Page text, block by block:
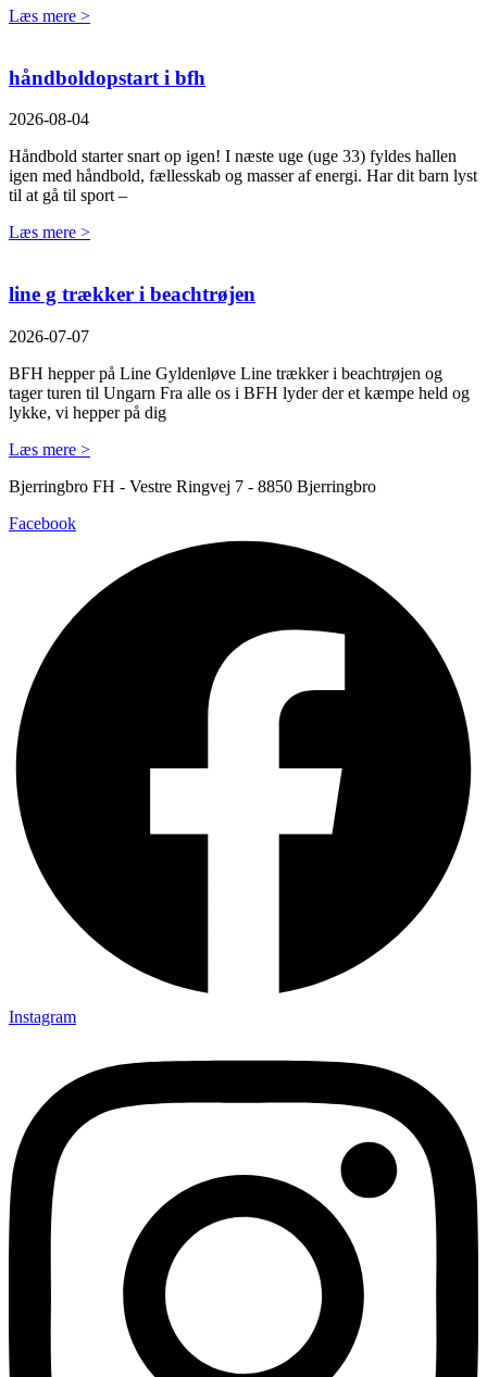
Læs mere >
håndboldopstart i bfh
2026-08-04
Håndbold starter snart op igen! I næste uge (uge 33) fyldes hallen
igen med håndbold, fællesskab og masser af energi. Har dit barn lyst
til at gå til sport –
Læs mere >
line g trækker i beachtrøjen
2026-07-07
BFH hepper på Line Gyldenløve Line trækker i beachtrøjen og
tager turen til Ungarn Fra alle os i BFH lyder der et kæmpe held og
lykke, vi hepper på dig
Læs mere >
Bjerringbro FH - Vestre Ringvej 7 - 8850 Bjerringbro
Facebook
Instagram